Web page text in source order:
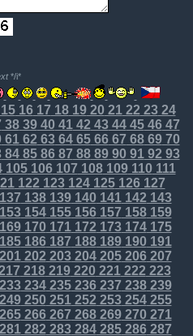
*/i*
1617 1819202122 2324
3839404142 4344454647
6162 6364656667 686970
84858687 8889909192 93
105106107 108109110111
122 123124125126127
138139140141142 143
153154155156157 158159
170171172 173174175
186187 188189190191
202 203204205206207
218219220221222 223
233234235236237 238239
250251252 253254255
266267 268269270271
282 283284285286287